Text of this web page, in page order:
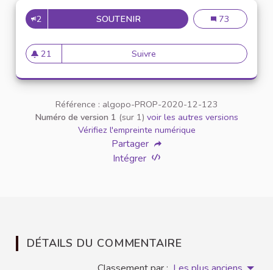
2 SOUTENIRINCLUSION DES ÉTUDIANTS
Inclusion des
73
21
21 abonnés
Suivre Inclusion des étudiants en
Référence : algopo-PROP-2020-12-123
Numéro de version 1 (sur 1) voir les autres versions
Vérifiez l'empreinte numérique
Partager
Intégrer
DÉTAILS DU COMMENTAIRE